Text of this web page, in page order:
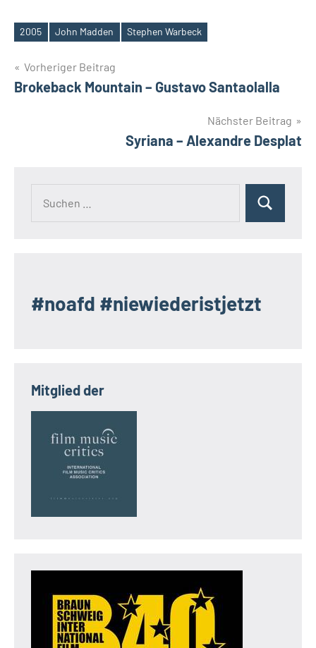
Schlagwörter
2005 John Madden Stephen Warbeck
Beitragsnavigation
Vorheriger Beitrag
Brokeback Mountain – Gustavo Santaolalla
Nächster Beitrag
Syriana – Alexandre Desplat
Suchen
#noafd #niewiederistjetzt
Mitglied der